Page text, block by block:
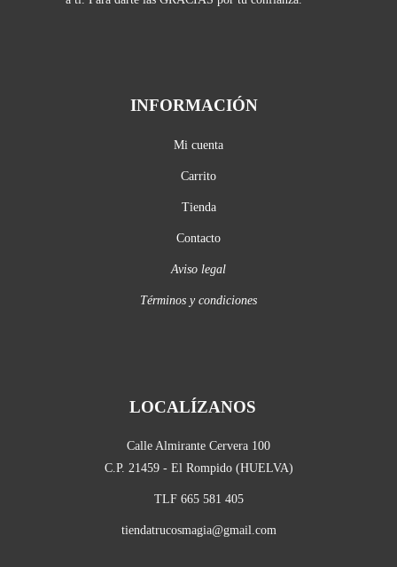
INFORMACIÓN
Mi cuenta
Carrito
Tienda
Contacto
Aviso legal
Términos y condiciones
LOCALÍZANOS
Calle Almirante Cervera 100
C.P. 21459 - El Rompido (HUELVA)
TLF 665 581 405
tiendatrucosmagia@gmail.com